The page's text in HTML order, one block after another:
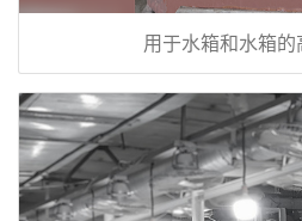
用于水箱和水箱